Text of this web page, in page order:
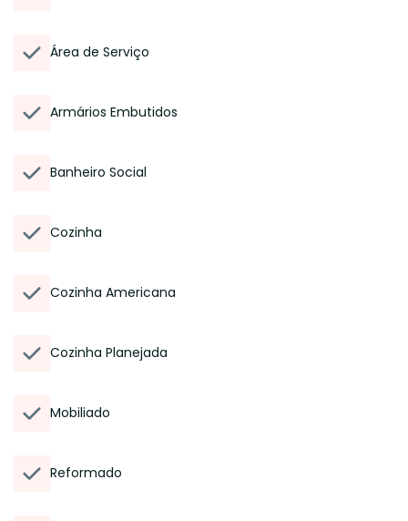
Área de Serviço
Armários Embutidos
Banheiro Social
Cozinha
Cozinha Americana
Cozinha Planejada
Mobiliado
Reformado